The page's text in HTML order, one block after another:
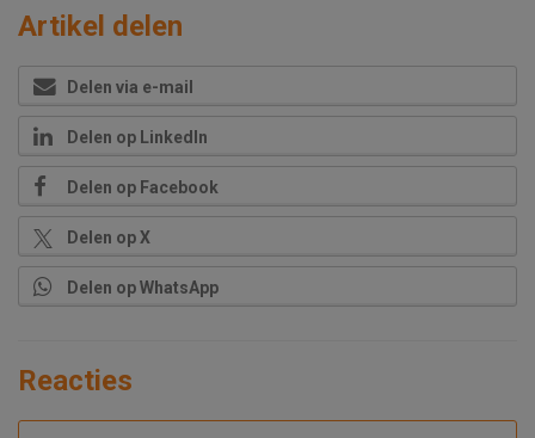
Artikel delen
Delen via e-mail
Delen op LinkedIn
Delen op Facebook
Delen op X
Delen op WhatsApp
Reacties